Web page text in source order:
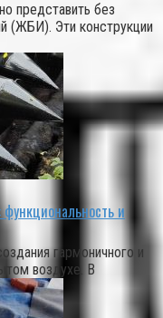
представить без
(ЖБИ). Эти конструкции
и
гармоничного и
воздухе. В